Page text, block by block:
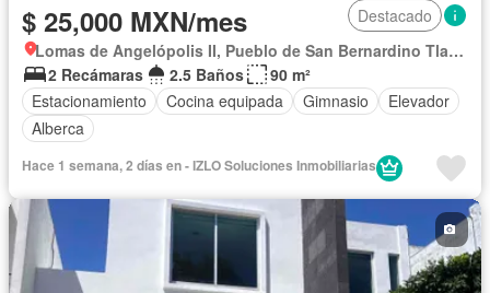
$ 25,000 MXN/mes
Destacado
Lomas de Angelópolis II, Pueblo de San Bernardino Tlaxcalancingo
2 Recámaras
2.5 Baños
90 m²
Estacionamiento
Cocina equipada Gimnasio
Elevador
Alberca
Hace 1 semana, 2 días en - IZLO Soluciones Inmobiliarias